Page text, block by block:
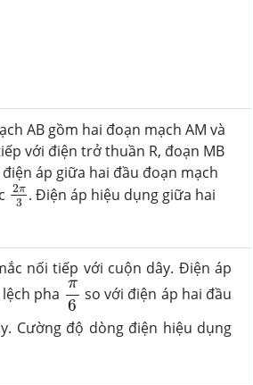
AB gồm hai đoạn mạch AM và
với điện trở thuần R, đoạn MB
áp giữa hai đầu đoạn mạch
2π
3
2π3
. Điện áp hiệu dụng giữa hai
nối tiếp với cuộn dây. Điện áp
pha
π
6
π6
so với điện áp hai đầu
Cường độ dòng điện hiệu dụng